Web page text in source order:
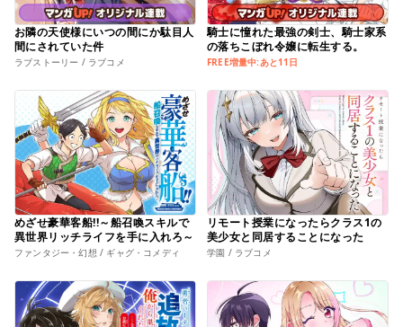
お隣の天使様にいつの間にか駄目人
間にされていた件
ラブストーリー / ラブコメ
騎士に憧れた最強の剣士、騎士家系
の落ちこぼれ令嬢に転生する。
FREE増量中:あと11日
めざせ豪華客船!!～船召喚スキルで
異世界リッチライフを手に入れろ～
ファンタジー・幻想 / ギャグ・コメディ
リモート授業になったらクラス1の
美少女と同居することになった
学園 / ラブコメ